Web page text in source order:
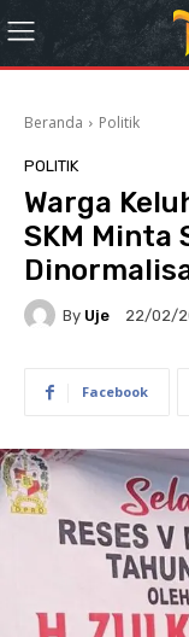
Beranda Politik
POLITIK
Warga
SKM Minta
By Uje 22/02/
Facebook